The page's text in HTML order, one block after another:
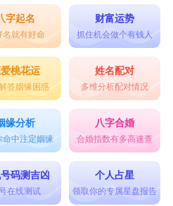
字起名
名就有好命
财富运势
抓住机会做个有钱人
桃花运
答姻缘困惑
姓名配对
多维分析配对情况
缘分析
命中注定姻缘
八字合婚
合婚指数有多高速查
码测吉凶
在线测试
个人占星
领取你的专属星盘报告